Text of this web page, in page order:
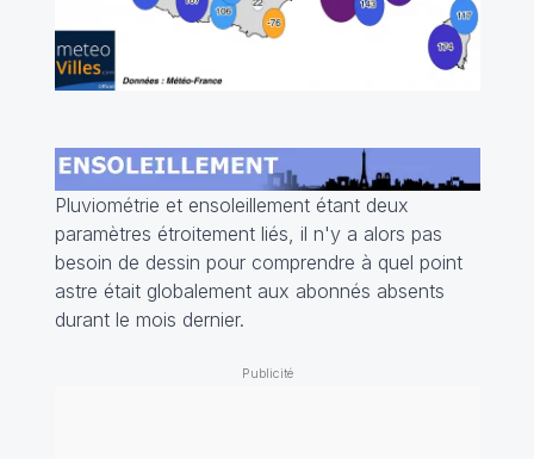
Pluviométrie et ensoleillement étant deux
paramètres étroitement liés, il n'y a alors pas
besoin de dessin pour comprendre à quel point
astre était globalement aux abonnés absents
durant le mois dernier.